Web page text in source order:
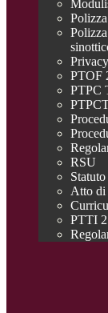
Privacy
PTOF
PTPC
RSU
Statuto
Atto di
PTTI